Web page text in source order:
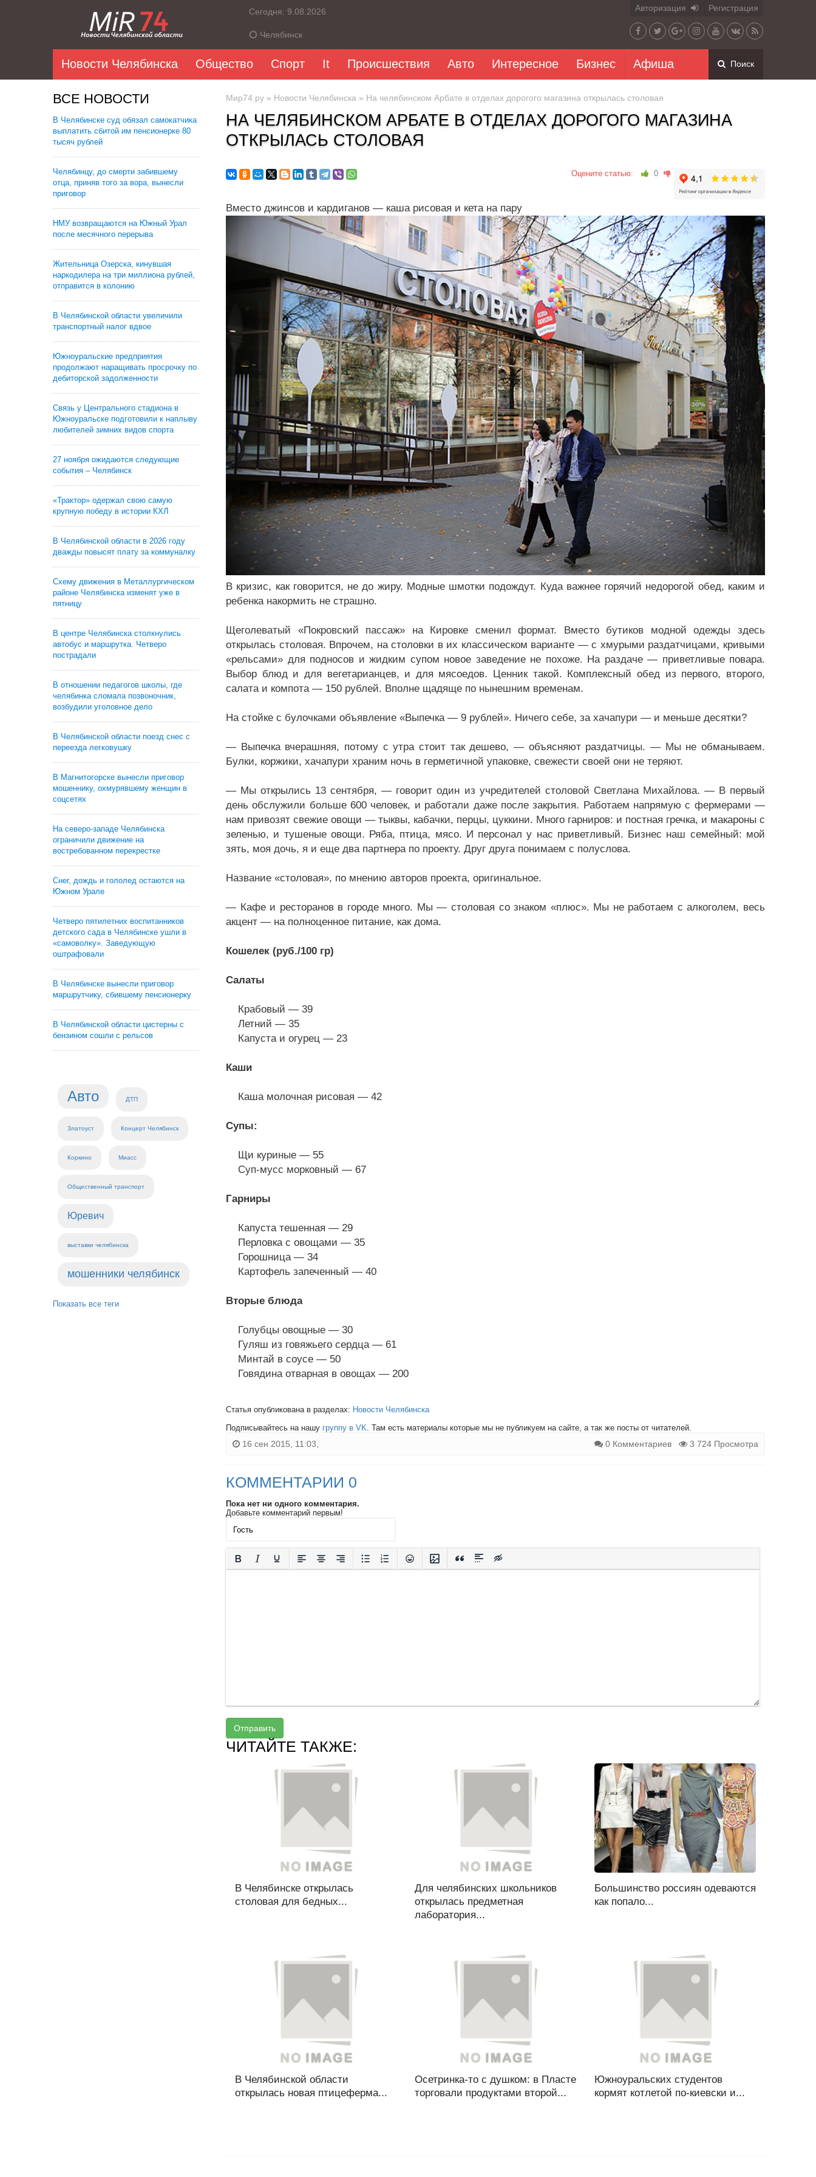
Сегодня: 9.08.2026
Челябинск
Авторизация Регистрация
Новости Челябинска Общество Спорт It Происшествия Авто Интересное Бизнес Афиша Поиск
ВСЕ НОВОСТИ
В Челябинске суд обязал самокатчика
выплатить сбитой им пенсионерке 80
тысяч рублей
Челябинцу, до смерти забившему
отца, приняв того за вора, вынесли
приговор
НМУ возвращаются на Южный Урал
после месячного перерыва
Жительница Озерска, кинувшая
наркодилера на три миллиона рублей,
отправится в колонию
В Челябинской области увеличили
транспортный налог вдвое
Южноуральские предприятия
продолжают наращивать просрочку по
дебиторской задолженности
Связь у Центрального стадиона в
Южноуральске подготовили к наплыву
любителей зимних видов спорта
27 ноября ожидаются следующие
события – Челябинск
«Трактор» одержал свою самую
крупную победу в истории КХЛ
В Челябинской области в 2026 году
дважды повысят плату за коммуналку
Схему движения в Металлургическом
районе Челябинска изменят уже в
пятницу
В центре Челябинска столкнулись
автобус и маршрутка. Четверо
пострадали
В отношении педагогов школы, где
челябинка сломала позвоночник,
возбудили уголовное дело
В Челябинской области поезд снес с
переезда легковушку
В Магнитогорске вынесли приговор
мошеннику, охмурявшему женщин в
соцсетях
На северо-западе Челябинска
ограничили движение на
востребованном перекрестке
Снег, дождь и гололед остаются на
Южном Урале
Четверо пятилетних воспитанников
детского сада в Челябинске ушли в
«самоволку». Заведующую
оштрафовали
В Челябинске вынесли приговор
маршрутчику, сбившему пенсионерку
В Челябинской области цистерны с
бензином сошли с рельсов
Авто ДТП
Златоуст Концерт Челябинск
Коркино Миасс
Общественный транспорт
Юревич
выставки челябинска
мошенники челябинск
Показать все теги
Мир74.ру » Новости Челябинска » На челябинском Арбате в отделах дорогого магазина открылась столовая
НА ЧЕЛЯБИНСКОМ АРБАТЕ В ОТДЕЛАХ ДОРОГОГО МАГАЗИНА
ОТКРЫЛАСЬ СТОЛОВАЯ
Оцените статью: 0
Вместо джинсов и кардиганов — каша рисовая и кета на пару
В кризис, как говорится, не до жиру. Модные шмотки подождут. Куда важнее горячий недорогой обед, каким и
ребенка накормить не страшно.
Щеголеватый «Покровский пассаж» на Кировке сменил формат. Вместо бутиков модной одежды здесь
открылась столовая. Впрочем, на столовки в их классическом варианте — с хмурыми раздатчицами, кривыми
«рельсами» для подносов и жидким супом новое заведение не похоже. На раздаче — приветливые повара.
Выбор блюд и для вегетарианцев, и для мясоедов. Ценник такой. Комплексный обед из первого, второго,
салата и компота — 150 рублей. Вполне щадяще по нынешним временам.
На стойке с булочками объявление «Выпечка — 9 рублей». Ничего себе, за хачапури — и меньше десятки?
— Выпечка вчерашняя, потому с утра стоит так дешево, — объясняют раздатчицы. — Мы не обманываем.
Булки, коржики, хачапури храним ночь в герметичной упаковке, свежести своей они не теряют.
— Мы открылись 13 сентября, — говорит один из учредителей столовой Светлана Михайлова. — В первый
день обслужили больше 600 человек, и работали даже после закрытия. Работаем напрямую с фермерами —
нам привозят свежие овощи — тыквы, кабачки, перцы, цуккини. Много гарниров: и постная гречка, и макароны с
зеленью, и тушеные овощи. Ряба, птица, мясо. И персонал у нас приветливый. Бизнес наш семейный: мой
зять, моя дочь, я и еще два партнера по проекту. Друг друга понимаем с полуслова.
Название «столовая», по мнению авторов проекта, оригинальное.
— Кафе и ресторанов в городе много. Мы — столовая со знаком «плюс». Мы не работаем с алкоголем, весь
акцент — на полноценное питание, как дома.
Кошелек (руб./100 гр)
Салаты
Крабовый — 39
Летний — 35
Капуста и огурец — 23
Каши
Каша молочная рисовая — 42
Супы:
Щи куриные — 55
Суп-мусс морковный — 67
Гарниры
Капуста тешенная — 29
Перловка с овощами — 35
Горошница — 34
Картофель запеченный — 40
Вторые блюда
Голубцы овощные — 30
Гуляш из говяжьего сердца — 61
Минтай в соусе — 50
Говядина отварная в овощах — 200
Статья опубликована в разделах: Новости Челябинска
Подписывайтесь на нашу группу в VK. Там есть материалы которые мы не публикуем на сайте, а так же посты от читателей.
16 сен 2015, 11:03, 0 Комментариев 3 724 Просмотра
КОММЕНТАРИИ 0
Пока нет ни одного комментария.
Добавьте комментарий первым!
Отправить
ЧИТАЙТЕ ТАКЖЕ:
В Челябинске открылась
столовая для бедных...
Для челябинских школьников
открылась предметная
лаборатория...
Большинство россиян одеваются
как попало...
В Челябинской области
открылась новая птицеферма...
Осетринка-то с душком: в Пласте
торговали продуктами второй...
Южноуральских студентов
кормят котлетой по-киевски и...